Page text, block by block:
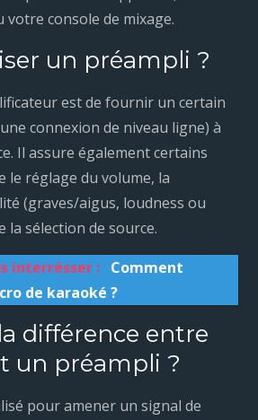
votre console de mixage.
un préampli ?
est de fournir un certain
connexion de niveau ligne) à
Il assure également certains
le réglage du volume, la
(graves/aigus, loudness ou
la sélection de source.
interrésser : Comment
de karaoké ?
différence entre
un préampli ?
pour amener un signal de